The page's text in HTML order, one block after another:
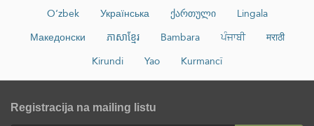
O‘zbek
Українська ქართული
Lingala
Македонски
ភាសាខ្មែរ Bambara ਪੰਜਾਬੀ
मराठी
Kirundi
Yao Kurmancî
Registracija na mailing listu